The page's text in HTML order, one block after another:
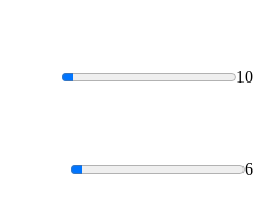
10
6